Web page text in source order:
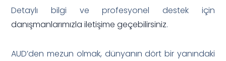
Detaylı bilgi ve profesyonel destek için
danışmanlarımızla iletişime geçebilirsiniz.
AUD’den mezun olmak, dünyanın dört bir yanındaki